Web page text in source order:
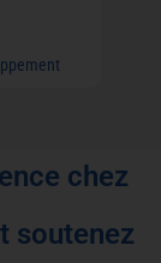
chez
soutenez